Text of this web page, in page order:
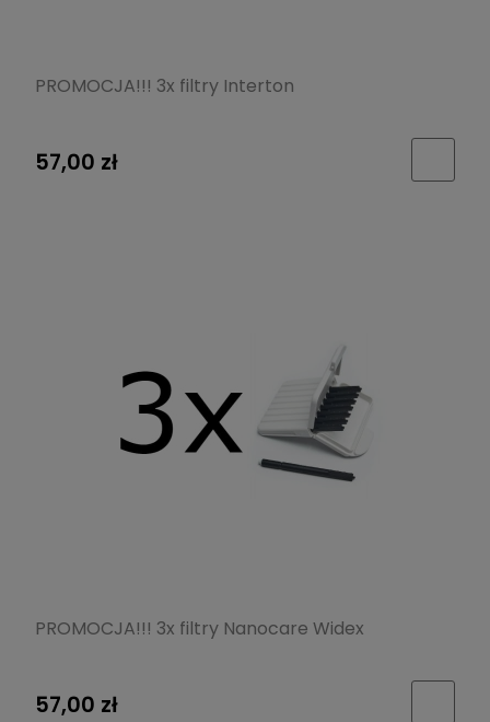
PROMOCJA!!! 3x filtry Interton
57,00 zł
PROMOCJA!!! 3x filtry Nanocare Widex
57,00 zł